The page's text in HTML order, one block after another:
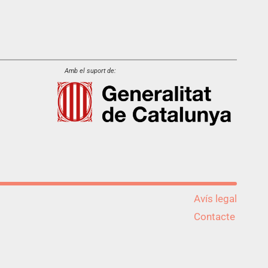
Amb el suport de:
Avís legal
Contacte